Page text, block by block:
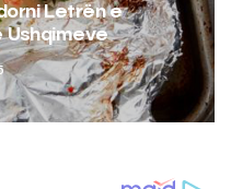
Letrën e
Ushqimeve